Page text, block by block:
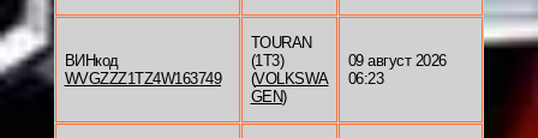
ВИНкод
WVGZZZ1TZ4W163749
TOURAN
(1T3)
(VOLKSWA
GEN)
09 август 2026
06:23